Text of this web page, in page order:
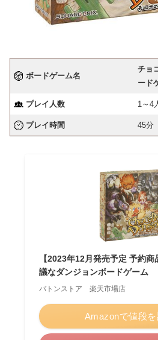
ボードゲーム名
チョ
ード
プレイ人数 1～4
プレイ時間 45分
【2023年12月発売予定 予約
議なダンジョンボードゲーム
バトンストア 楽天市場店
Amazonで値段を